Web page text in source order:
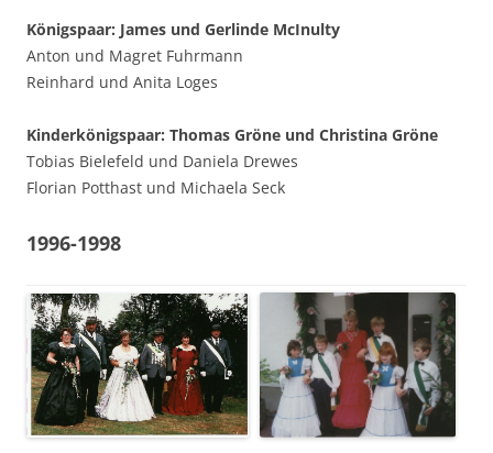
Königspaar: James und Gerlinde McInulty
Anton und Magret Fuhrmann
Reinhard und Anita Loges
Kinderkönigspaar: Thomas Gröne und Christina Gröne
Tobias Bielefeld und Daniela Drewes
Florian Potthast und Michaela Seck
1996-1998